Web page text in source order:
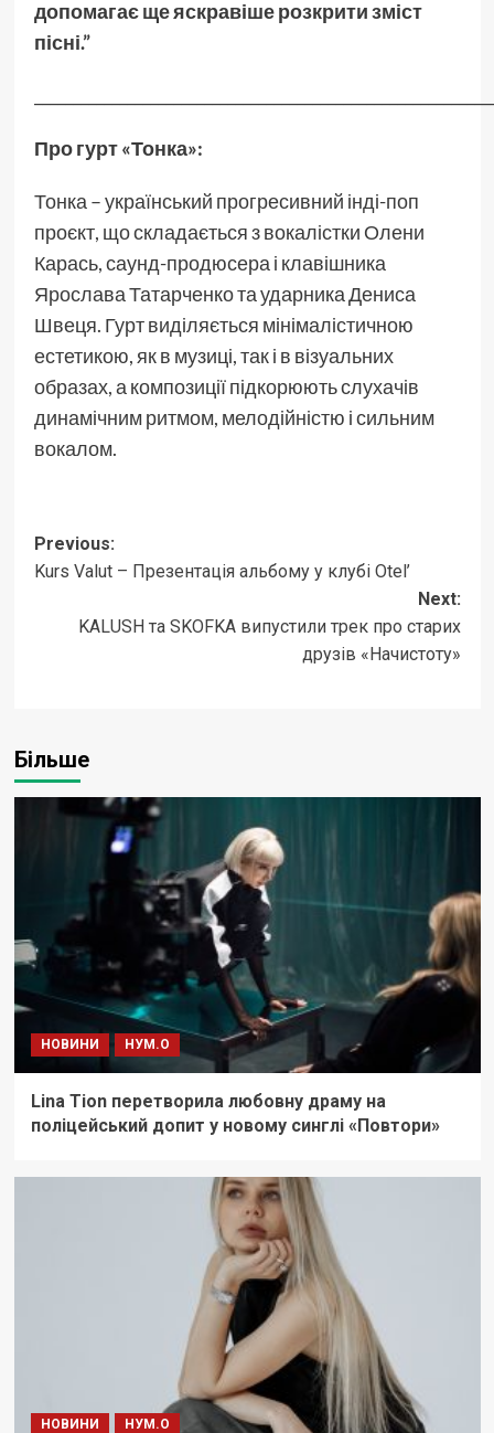
допомагає ще яскравіше розкрити зміст
пісні.”
Про гурт «Тонка»:
Тонка – український прогресивний інді-поп
проєкт, що складається з вокалістки Олени
Карась, саунд-продюсера і клавішника
Ярослава Татарченко та ударника Дениса
Швеця. Гурт виділяється мінімалістичною
естетикою, як в музиці, так і в візуальних
образах, а композиції підкорюють слухачів
динамічним ритмом, мелодійністю і сильним
вокалом.
Post
navigation
Previous:
Kurs Valut – Презентація альбому у клубі Otel’
Next:
KALUSH та SKOFKA випустили трек про старих
друзів «Начистоту»
Більше
НОВИНИ НУМ.О
Lina Tion перетворила любовну драму на
поліцейський допит у новому синглі «Повтори»
НОВИНИ НУМ.О